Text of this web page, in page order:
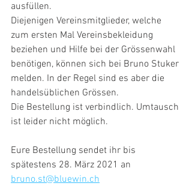
ausfüllen.
Diejenigen Vereinsmitglieder, welche
zum ersten Mal Vereinsbekleidung
beziehen und Hilfe bei der Grössenwahl
benötigen, können sich bei Bruno Stuker
melden. In der Regel sind es aber die
handelsüblichen Grössen.
Die Bestellung ist verbindlich. Umtausch
ist leider nicht möglich.
Eure Bestellung sendet ihr bis
spätestens 28. März 2021 an
bruno.st@bluewin.ch